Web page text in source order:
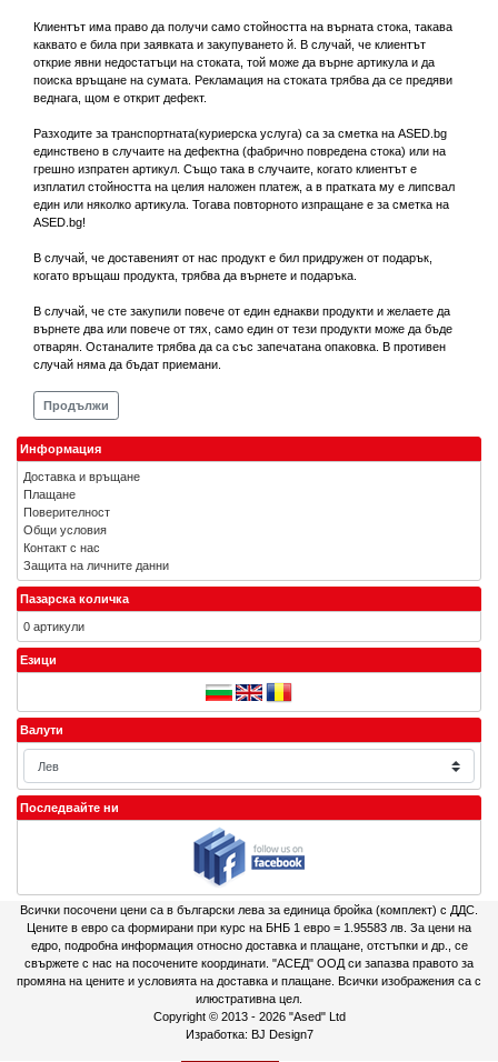
Клиентът има право да получи само стойността на върната стока, такава
каквато е била при заявката и закупуването й. В случай, че клиентът
открие явни недостатъци на стоката, той може да върне артикула и да
поиска връщане на сумата. Рекламация на стоката трябва да се предяви
веднага, щом е открит дефект.
Разходите за транспортната(куриерска услуга) са за сметка на ASED.bg
единствено в случаите на дефектна (фабрично повредена стока) или на
грешно изпратен артикул. Също така в случаите, когато клиентът е
изплатил стойността на целия наложен платеж, а в пратката му е липсвал
един или няколко артикула. Тогава повторното изпращане е за сметка на
ASED.bg!
В случай, че доставеният от нас продукт е бил придружен от подарък,
когато връщаш продукта, трябва да върнете и подаръка.
В случай, че сте закупили повече от един еднакви продукти и желаете да
върнете два или повече от тях, само един от тези продукти може да бъде
отварян. Останалите трябва да са със запечатана опаковка. В противен
случай няма да бъдат приемани.
Продължи
Информация
Доставка и връщане
Плащане
Поверителност
Общи условия
Контакт с нас
Защита на личните данни
Пазарска количка
0 артикули
Езици
Валути
Последвайте ни
Всички посочени цени са в български лева за единица бройка (комплект) с ДДС.
Цените в евро са формирани при курс на БНБ 1 евро = 1.95583 лв. За цени на
едро, подробна информация относно доставка и плащане, отстъпки и др., се
свържете с нас на посочените координати. "АСЕД" ООД си запазва правото за
промяна на цените и условията на доставка и плащане. Всички изображения са с
илюстративна цел.
Copyright © 2013 - 2026 "Ased" Ltd
Изработка: BJ Design7